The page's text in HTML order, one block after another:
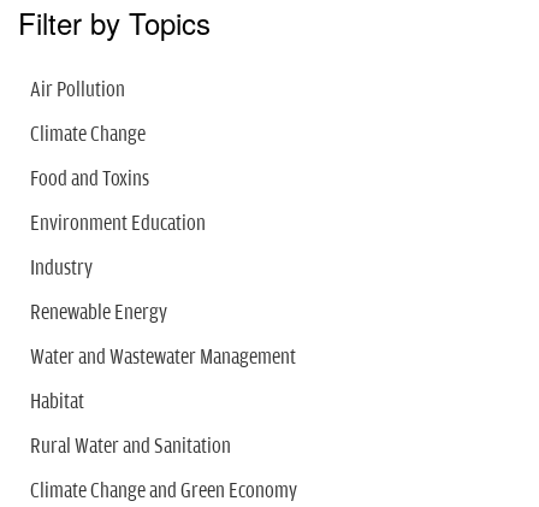
Filter by Topics
Air Pollution
Climate Change
Food and Toxins
Environment Education
Industry
Renewable Energy
Water and Wastewater Management
Habitat
Rural Water and Sanitation
Climate Change and Green Economy